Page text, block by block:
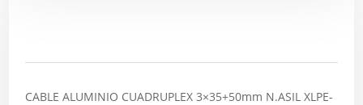
CABLE ALUMINIO CUADRUPLEX 3×35+50mm N.ASIL XLPE-